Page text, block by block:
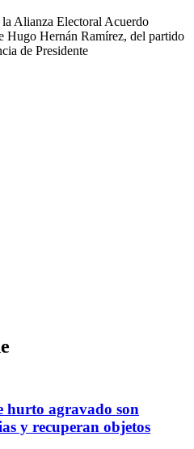
Alianza Electoral Acuerdo
Hugo Hernán Ramírez, del partido
de Presidente
hurto agravado son
y recuperan objetos